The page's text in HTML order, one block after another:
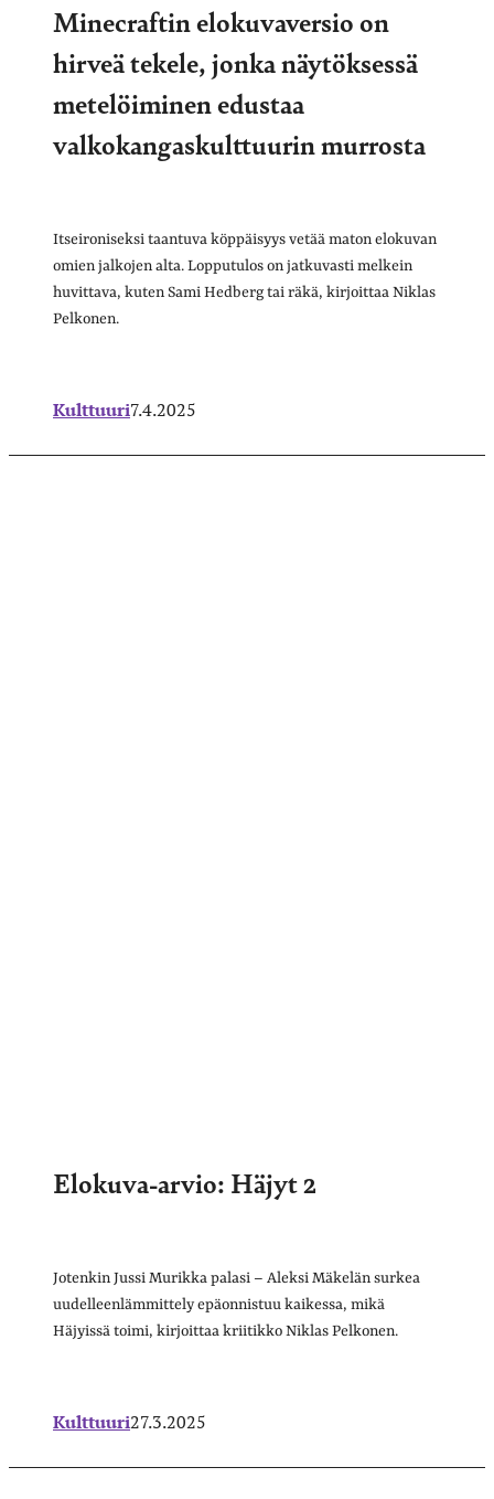
Minecraftin elokuvaversio on
hirveä tekele, jonka näytöksessä
metelöiminen edustaa
valkokangaskulttuurin murrosta
Itseironiseksi taantuva köppäisyys vetää maton elokuvan
omien jalkojen alta. Lopputulos on jatkuvasti melkein
huvittava, kuten Sami Hedberg tai räkä, kirjoittaa Niklas
Pelkonen.
Kulttuuri7.4.2025
Elokuva-arvio: Häjyt 2
Jotenkin Jussi Murikka palasi – Aleksi Mäkelän surkea
uudelleenlämmittely epäonnistuu kaikessa, mikä
Häjyissä toimi, kirjoittaa kriitikko Niklas Pelkonen.
Kulttuuri27.3.2025